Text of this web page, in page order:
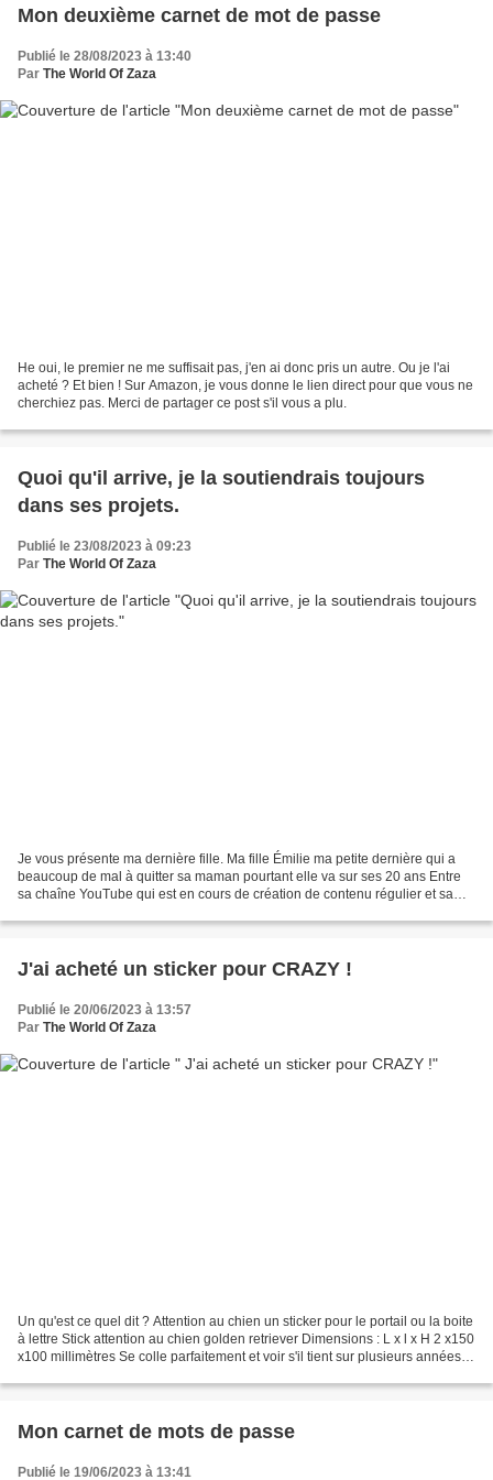
Mon deuxième carnet de mot de passe
Publié le 28/08/2023 à 13:40
Par The World Of Zaza
He oui, le premier ne me suffisait pas, j'en ai donc pris un autre. Ou je l'ai
acheté ? Et bien ! Sur Amazon, je vous donne le lien direct pour que vous ne
cherchiez pas. Merci de partager ce post s'il vous a plu.
Quoi qu'il arrive, je la soutiendrais toujours
dans ses projets.
Publié le 23/08/2023 à 09:23
Par The World Of Zaza
Je vous présente ma dernière fille. Ma fille Émilie ma petite dernière qui a
beaucoup de mal à quitter sa maman pourtant elle va sur ses 20 ans Entre
sa chaîne YouTube qui est en cours de création de contenu régulier et sa
J'ai acheté un sticker pour CRAZY !
Publié le 20/06/2023 à 13:57
Par The World Of Zaza
Un qu'est ce quel dit ? Attention au chien un sticker pour le portail ou la boite
à lettre Stick attention au chien golden retriever Dimensions : L x l x H 2 x150
x100 millimètres Se colle parfaitement et voir s'il tient sur plusieurs années,
Mon carnet de mots de passe
Publié le 19/06/2023 à 13:41